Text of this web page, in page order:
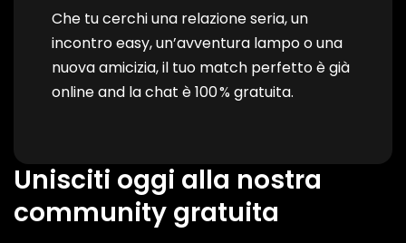
Che tu cerchi una relazione seria, un
incontro easy, un’avventura lampo o una
nuova amicizia, il tuo match perfetto è già
online and la chat è 100 % gratuita.
Unisciti oggi alla nostra
community gratuita